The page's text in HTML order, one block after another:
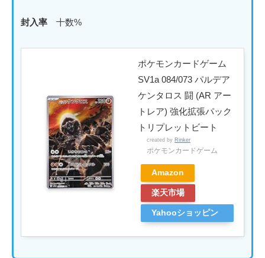
封入率 十数%
ポケモンカードゲーム
SV1a 084/073 パルデア
ケンタロス 闘 (AR アー
トレア) 強化拡張パック
トリプレットビート
created by Rinker
ポケモンカードゲーム
Amazon
楽天市場
Yahooショッピン